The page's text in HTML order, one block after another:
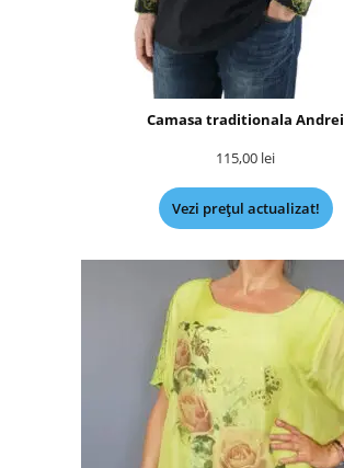
Camasa traditionala Andrei
115,00 lei
Vezi prețul actualizat!